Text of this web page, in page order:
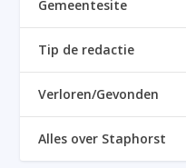
Gemeentesite
Tip de redactie
Verloren/Gevonden
Alles over Staphorst